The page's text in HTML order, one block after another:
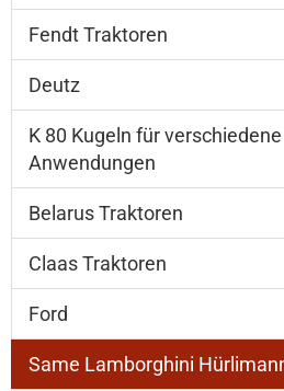
Fendt Traktoren
Deutz
K 80 Kugeln für verschiedene
Anwendungen
Belarus Traktoren
Claas Traktoren
Ford
Same Lamborghini